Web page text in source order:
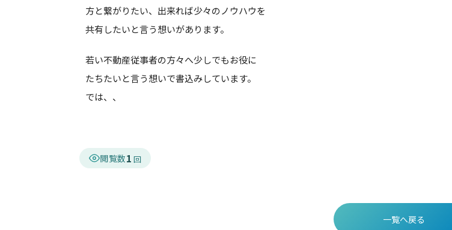
方と繋がりたい、出来れば少々のノウハウを
共有したいと言う想いがあります。
若い不動産従事者の方々へ少しでもお役に
たちたいと言う想いで書込みしています。
では、、
閲覧数1
一覧へ戻る